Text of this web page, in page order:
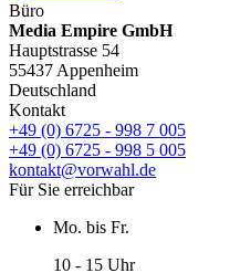
Büro
Media Empire GmbH
Hauptstrasse 54
55437 Appenheim
Deutschland
Kontakt
+49 (0) 6725 - 998 7 005
+49 (0) 6725 - 998 5 005
kontakt@vorwahl.de
Für Sie erreichbar
Mo. bis Fr.
10 - 15 Uhr